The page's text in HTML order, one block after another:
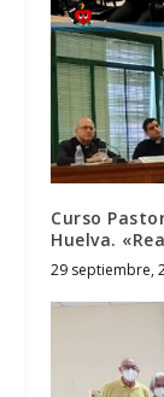
Curso
Huelva.
29 septiembre,